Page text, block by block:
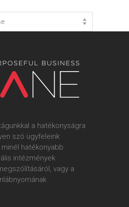
a hatékonyságra
szó ügyfeleink
hatékonyabb
intézmények
vagy a